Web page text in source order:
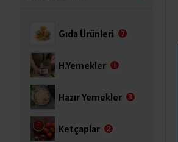
Gıda Ürünleri 7
H.Yemekler 1
Hazır Yemekler 3
Ketçaplar 2